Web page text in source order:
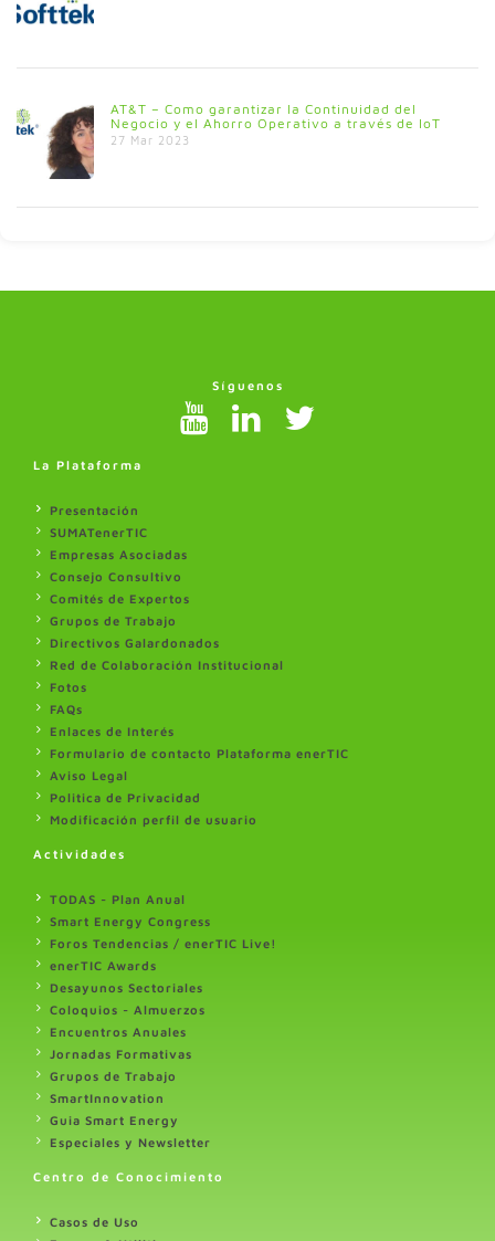
AT&T – Como garantizar la Continuidad del
Negocio y el Ahorro Operativo a través de IoT
27 Mar 2023
Síguenos
La Plataforma
Presentación
SUMATenerTIC
Empresas Asociadas
Consejo Consultivo
Comités de Expertos
Grupos de Trabajo
Directivos Galardonados
Red de Colaboración Institucional
Fotos
FAQs
Enlaces de Interés
Formulario de contacto Plataforma enerTIC
Aviso Legal
Politica de Privacidad
Modificación perfil de usuario
Actividades
TODAS - Plan Anual
Smart Energy Congress
Foros Tendencias / enerTIC Live!
enerTIC Awards
Desayunos Sectoriales
Coloquios - Almuerzos
Encuentros Anuales
Jornadas Formativas
Grupos de Trabajo
SmartInnovation
Guia Smart Energy
Especiales y Newsletter
Centro de Conocimiento
Casos de Uso